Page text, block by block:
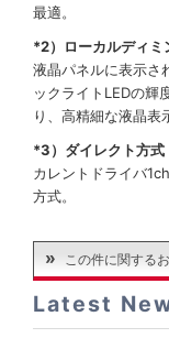
最適。
*2）ローカルディミ
液晶パネルに表示さ
ックライトLEDの輝
り、高精細な液晶表
*3）ダイレクト方式
カレントドライバ
方式。
この件に関する
Latest